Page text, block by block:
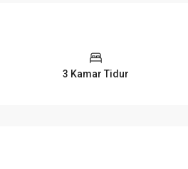
3 Kamar Tidur